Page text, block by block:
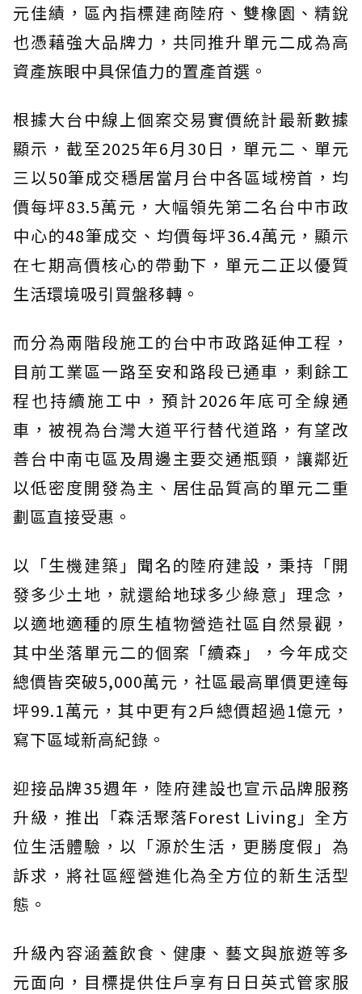
元佳績，區內指標建商陸府、雙橡園、精銳
也憑藉強大品牌力，共同推升單元二成為高
資產族眼中具保值力的置產首選。
根據大台中線上個案交易實價統計最新數據
顯示，截至2025年6月30日，單元二、單元
三以50筆成交穩居當月台中各區域榜首，均
價每坪83.5萬元，大幅領先第二名台中市政
中心的48筆成交、均價每坪36.4萬元，顯示
在七期高價核心的帶動下，單元二正以優質
生活環境吸引買盤移轉。
而分為兩階段施工的台中市政路延伸工程，
目前工業區一路至安和路段已通車，剩餘工
程也持續施工中，預計2026年底可全線通
車，被視為台灣大道平行替代道路，有望改
善台中南屯區及周邊主要交通瓶頸，讓鄰近
以低密度開發為主、居住品質高的單元二重
劃區直接受惠。
以「生機建築」聞名的陸府建設，秉持「開
發多少土地，就還給地球多少綠意」理念，
以適地適種的原生植物營造社區自然景觀，
其中坐落單元二的個案「續森」，今年成交
總價皆突破5,000萬元，社區最高單價更達每
坪99.1萬元，其中更有2戶總價超過1億元，
寫下區域新高紀錄。
迎接品牌35週年，陸府建設也宣示品牌服務
升級，推出「森活聚落Forest Living」全方
位生活體驗，以「源於生活，更勝度假」為
訴求，將社區經營進化為全方位的新生活型
態。
升級內容涵蓋飲食、健康、藝文與旅遊等多
元面向，目標提供住戶享有日日英式管家服